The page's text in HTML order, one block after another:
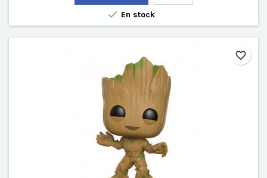
 En stock
favorite_border